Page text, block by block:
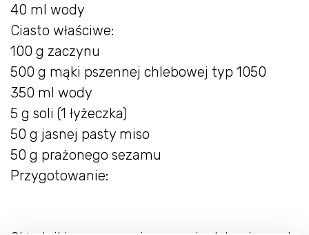
40 ml wody
Ciasto właściwe:
100 g zaczynu
500 g mąki pszennej chlebowej typ 1050
350 ml wody
5 g soli (1 łyżeczka)
50 g jasnej pasty miso
50 g prażonego sezamu
Przygotowanie: